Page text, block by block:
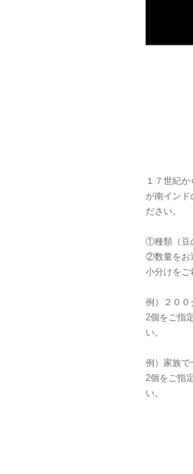
１７世紀
が南インド
ださい。
①種類（豆
②数量をお
小分けをご
例）２００
2個をご指
い。
例）家族で
2個をご指
い。